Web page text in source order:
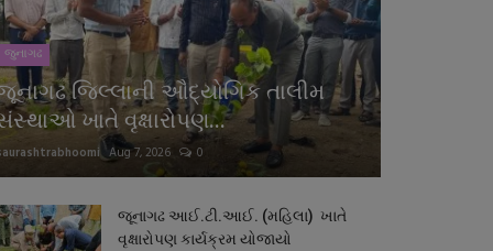
જુનાગઢ
જિલ્લાની ઔદ્યોગિક તાલીમ
ખાતે વૃક્ષારોપણ...
Aug 7, 2026 0
જૂનાગઢ આઈ.ટી.આઈ. (મહિલા) ખાતે
વૃક્ષારોપણ કાર્યક્રમ યોજાયો